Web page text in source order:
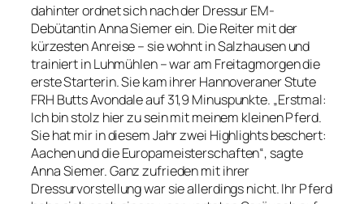
dahinter ordnet sich nach der Dressur EM-
Debütantin Anna Siemer ein. Die Reiter mit der
kürzesten Anreise – sie wohnt in Salzhausen und
trainiert in Luhmühlen – war am Freitagmorgen die
erste Starterin. Sie kam ihrer Hannoveraner Stute
FRH Butts Avondale auf 31,9 Minuspunkte. „Erstmal:
Ich bin stolz hier zu sein mit meinem kleinen Pferd.
Sie hat mir in diesem Jahr zwei Highlights beschert:
Aachen und die Europameisterschaften“, sagte
Anna Siemer. Ganz zufrieden mit ihrer
Dressurvorstellung war sie allerdings nicht. Ihr Pferd